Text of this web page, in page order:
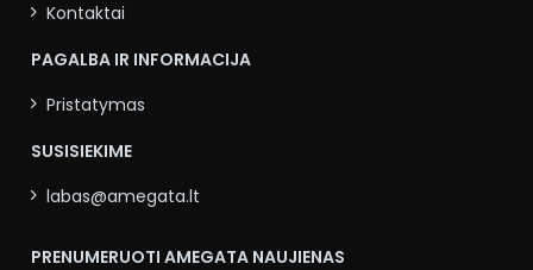
Kontaktai
PAGALBA IR INFORMACIJA
Pristatymas
SUSISIEKIME
labas@amegata.lt
PRENUMERUOTI AMEGATA NAUJIENAS